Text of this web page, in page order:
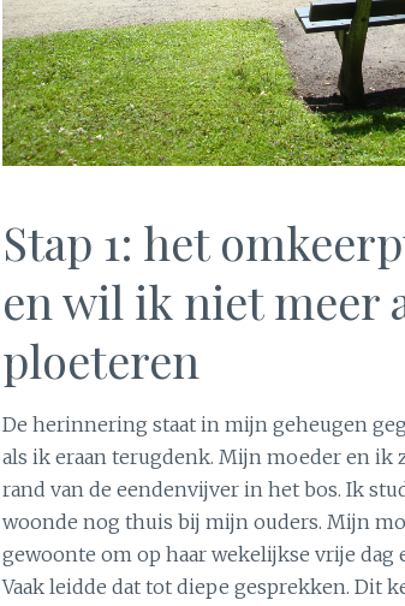
Stap 1: het
en wil ik niet meer
ploeteren
De herinnering staat in mijn geheugen
als ik eraan terugdenk. Mijn moeder en ik
rand van de eendenvijver in het bos. Ik
woonde nog thuis bij mijn ouders. Mijn
gewoonte om op haar wekelijkse vrije dag
Vaak leidde dat tot diepe gesprekken. Dit